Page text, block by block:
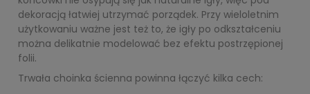
dekoracją łatwiej utrzymać porządek. Przy wieloletnim
użytkowaniu ważne jest też to, że igły po odkształceniu
można delikatnie modelować bez efektu postrzępionej
folii.
Trwała choinka ścienna powinna łączyć kilka cech: